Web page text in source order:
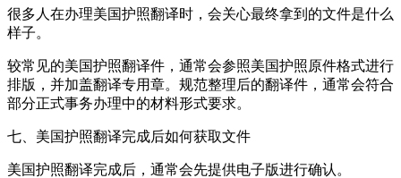
很多人在办理美国护照翻译时，会关心最终拿到的文件是什么
样子。
较常见的美国护照翻译件，通常会参照美国护照原件格式进行
排版，并加盖翻译专用章。规范整理后的翻译件，通常会符合
部分正式事务办理中的材料形式要求。
七、美国护照翻译完成后如何获取文件
美国护照翻译完成后，通常会先提供电子版进行确认。